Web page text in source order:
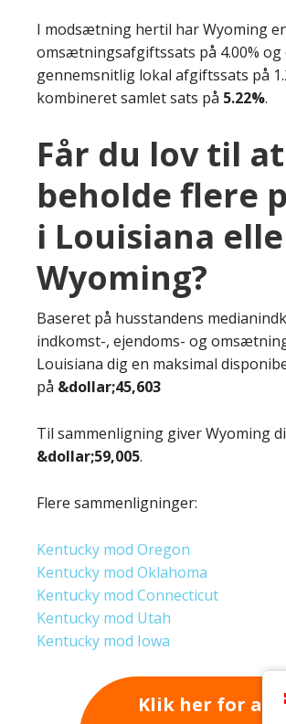
I modsætning hertil har Wyoming
omsætningsafgiftssats på 4.00% og
gennemsnitlig lokal afgiftssats på
kombineret samlet sats på 5.22%.
Får du lov til at
beholde flere
i Louisiana
Wyoming?
Baseret på husstandens
indkomst-, ejendoms- og
Louisiana dig en maksimal
på &dollar;45,603
Til sammenligning giver Wyoming
&dollar;59,005.
Flere sammenligninger:
Kentucky mod Oregon
Kentucky mod Oklahoma
Kentucky mod Connecticut
Kentucky mod Utah
Kentucky mod Iowa
Klik her for at